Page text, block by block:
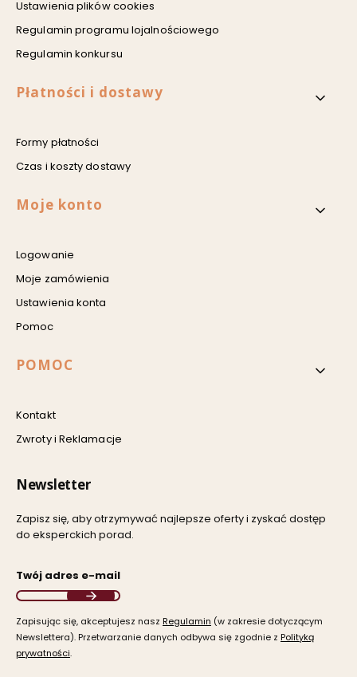
Ustawienia plików cookies
Regulamin programu lojalnościowego
Regulamin konkursu
Płatności i dostawy
Formy płatności
Czas i koszty dostawy
Moje konto
Logowanie
Moje zamówienia
Ustawienia konta
Pomoc
POMOC
Kontakt
Zwroty i Reklamacje
Newsletter
Zapisz się, aby otrzymywać najlepsze oferty i zyskać dostęp
do eksperckich porad.
Twój adres e-mail
Zapisując się, akceptujesz nasz ​ Regulamin ​​​ (w zakresie dotyczącym
Newslettera). Przetwarzanie danych odbywa się zgodnie z ​ Polityką
prywatności​​​.